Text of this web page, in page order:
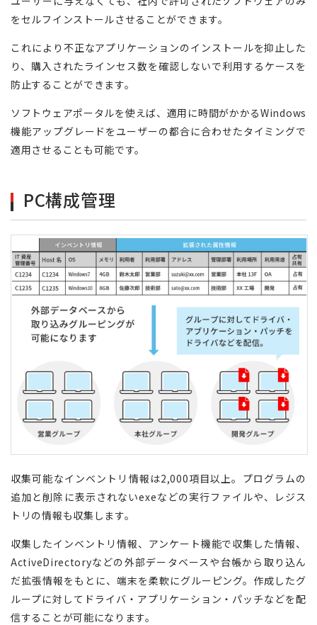
をセルフインストールさせることができます。
これにより不正なアプリケーションのインストールを抑止した
り、購入されたラインセス数を確認しないで利用するケースを
防止することができます。
ソフトウェアポータルを使えば、適用に時間がかかるWindows
機能アップグレードをユーザーの都合に合わせたタイミングで
適用させることも可能です。
PC構成管理
収集可能なインベントリ情報は2,000項目以上。プログラムの
追加と削除に表示されないexeなどの実行ファイルや、レジス
トリの情報も収集します。
収集したインベントリ情報、アンケート機能で収集した情報、
ActiveDirectoryなどの外部データベースや台帳から取り込ん
だ拡張情報をもとに、端末を柔軟にグルーピング。作成したグ
ループに対してドライバ・アプリケーション・パッチなどを配
信することが可能になります。